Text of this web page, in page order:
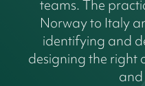
teams. The
Norway to Italy
identifying and
designing the right
and